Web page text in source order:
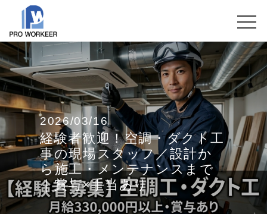
2026/03/16
経験者歓迎！空調・ダクト工
事の現場スタッフ／設計か
ら施工・メンテナンスまで
｜賞与×手当あり